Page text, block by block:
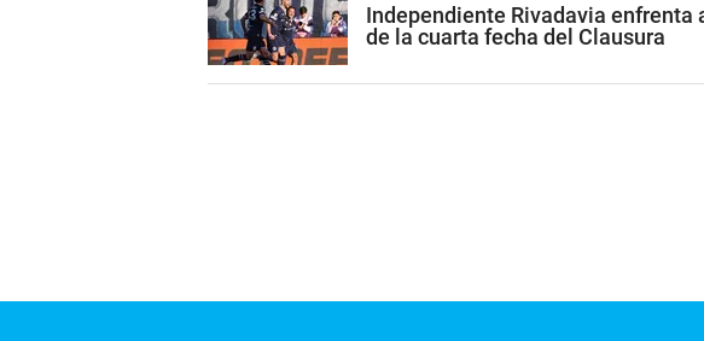
Independiente Rivadavia enfrenta
de la cuarta fecha del Clausura